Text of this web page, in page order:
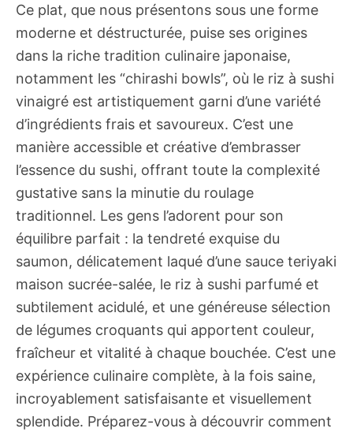
Ce plat, que nous présentons sous une forme
moderne et déstructurée, puise ses origines
dans la riche tradition culinaire japonaise,
notamment les “chirashi bowls”, où le riz à sushi
vinaigré est artistiquement garni d’une variété
d’ingrédients frais et savoureux. C’est une
manière accessible et créative d’embrasser
l’essence du sushi, offrant toute la complexité
gustative sans la minutie du roulage
traditionnel. Les gens l’adorent pour son
équilibre parfait : la tendreté exquise du
saumon, délicatement laqué d’une sauce teriyaki
maison sucrée-salée, le riz à sushi parfumé et
subtilement acidulé, et une généreuse sélection
de légumes croquants qui apportent couleur,
fraîcheur et vitalité à chaque bouchée. C’est une
expérience culinaire complète, à la fois saine,
incroyablement satisfaisante et visuellement
splendide. Préparez-vous à découvrir comment